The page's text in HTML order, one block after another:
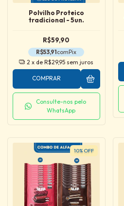
Polvilho Proteico
tradicional - 5un.
R$59,90
R$53,91comPix
2 x deR$29,95 sem juros
COMPRAR
Consulte-nos pelo
WhatsApp
10% OFF